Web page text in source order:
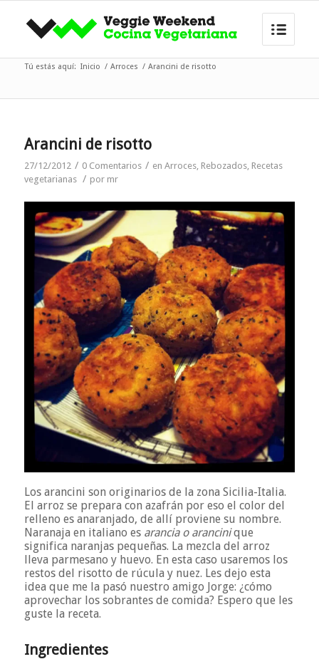
Tú estás aquí: Inicio / Arroces / Arancini de risotto
Arancini de risotto
27/12/2012 / 0 Comentarios / en Arroces, Rebozados, Recetas
vegetarianas / por mr
Los arancini son originarios de la zona Sicilia-Italia.
El arroz se prepara con azafrán por eso el color del
relleno es anaranjado, de allí proviene su nombre.
Naranaja en italiano es arancia o arancinique
significa naranjas pequeñas. La mezcla del arroz
lleva parmesano y huevo. En esta caso usaremos los
restos del risotto de rúcula y nuez. Les dejo esta
idea que me la pasó nuestro amigo Jorge: ¿cómo
aprovechar los sobrantes de comida? Espero que les
guste la receta.
Ingredientes